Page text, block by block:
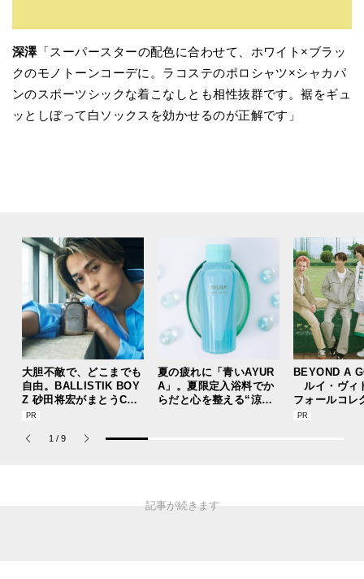
深澤「スーパースターの配色に合わせて、ホワイト×ブラッ
クのモノトーンコーデに。ラコステのポロシャツ×シャカパ
ンのスポーツシックな着こなしとも相性抜群です。裾をギュ
ッとしぼって白ソックスを効かせるのが正解です」
大胆不敵で、どこまでも
自由。BALLISTIK BOY
Z 砂田将宏がまとうCOA
CHの新作フレグランス
ナム パルファム」
夏の疲れに「青いAYUR
A」。夏限定入浴料でか
らだと心を整える“涼体
BEYOND A
ルイ・ヴィ
フォールコレ
描くプレッピ
1 / 9